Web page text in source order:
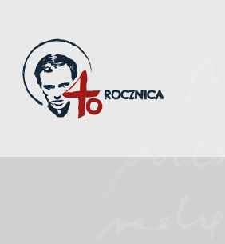
content